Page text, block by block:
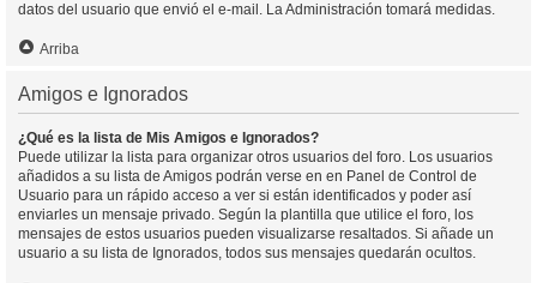
datos del usuario que envió el e-mail. La Administración tomará medidas.
Arriba
Amigos e Ignorados
¿Qué es la lista de Mis Amigos e Ignorados?
Puede utilizar la lista para organizar otros usuarios del foro. Los usuarios
añadidos a su lista de Amigos podrán verse en en Panel de Control de
Usuario para un rápido acceso a ver si están identificados y poder así
enviarles un mensaje privado. Según la plantilla que utilice el foro, los
mensajes de estos usuarios pueden visualizarse resaltados. Si añade un
usuario a su lista de Ignorados, todos sus mensajes quedarán ocultos.